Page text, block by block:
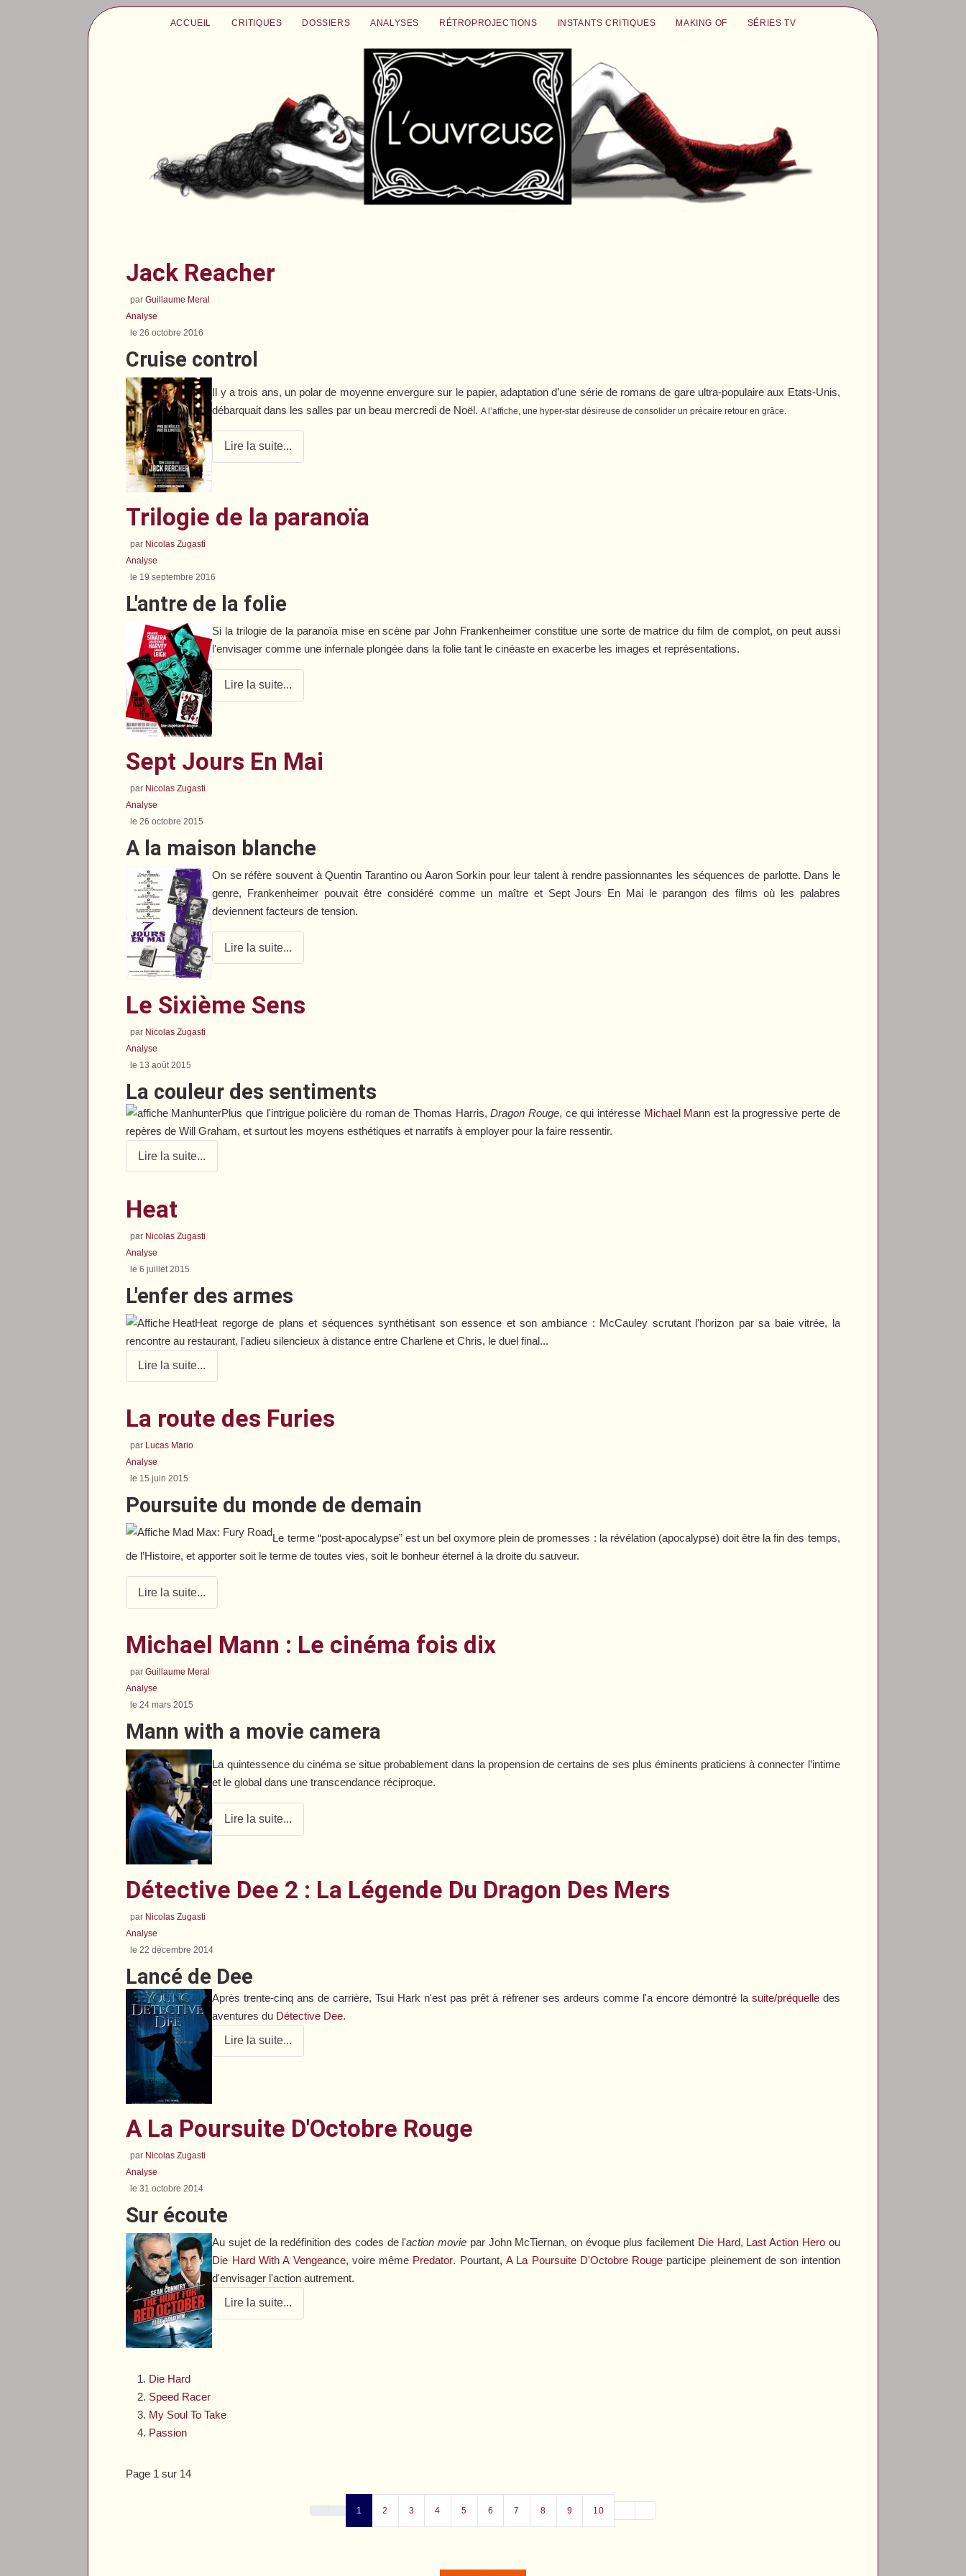
ACCUEIL CRITIQUES DOSSIERS ANALYSES RÉTROPROJECTIONS INSTANTS CRITIQUES MAKING OF SÉRIES TV
Jack Reacher
parGuillaume Meral
Analyse
le 26 octobre 2016
Cruise control
Il y a trois ans, un polar de moyenne envergure sur le papier, adaptation d’une série de romans de gare ultra-populaire aux Etats-Unis,
débarquait dans les salles par un beau mercredi de Noël.A l’affiche, une hyper-star désireuse de consolider un précaire retour en grâce.
Lire la suite...
Trilogie de la paranoïa
par Nicolas Zugasti
Analyse
le 19 septembre 2016
L'antre de la folie
Si la trilogie de la paranoïa mise en scène par John Frankenheimer constitue une sorte de matrice du film de complot, on peut aussi
l'envisager comme une infernale plongée dans la folie tant le cinéaste en exacerbe les images et représentations.
Lire la suite...
Sept Jours En Mai
par Nicolas Zugasti
Analyse
le 26 octobre 2015
A la maison blanche
On se réfère souvent à Quentin Tarantino ou Aaron Sorkin pour leur talent à rendre passionnantes les séquences de parlotte. Dans le
genre, Frankenheimer pouvait être considéré comme un maître et Sept Jours En Mai le parangon des films où les palabres
deviennent facteurs de tension.
Lire la suite...
Le Sixième Sens
par Nicolas Zugasti
Analyse
le 13 août 2015
La couleur des sentiments
Plus que l'intrigue policière du roman de Thomas Harris,Dragon Rouge, ce qui intéresse Michael Mann est la progressive perte de
repères de Will Graham, et surtout les moyens esthétiques et narratifs à employer pour la faire ressentir.
Lire la suite...
Heat
par Nicolas Zugasti
Analyse
le 6 juillet 2015
L'enfer des armes
Heat regorge de plans et séquences synthétisant son essence et son ambiance : McCauley scrutant l'horizon par sa baie vitrée, la
rencontre au restaurant, l'adieu silencieux à distance entre Charlene et Chris, le duel final...
Lire la suite...
La route des Furies
par Lucas Mario
Analyse
le 15 juin 2015
Poursuite du monde de demain
Le terme “post-apocalypse” est un bel oxymore plein de promesses : la révélation (apocalypse) doit être la fin des temps,
de l’Histoire, et apporter soit le terme de toutes vies, soit le bonheur éternel à la droite du sauveur.
Lire la suite...
Michael Mann : Le cinéma fois dix
parGuillaume Meral
Analyse
le 24 mars 2015
Mann with a movie camera
La quintessence du cinéma se situe probablement dans la propension de certains de ses plus éminents praticiens à connecter l’intime
et le global dans une transcendance réciproque.
Lire la suite...
Détective Dee 2 : La Légende Du Dragon Des Mers
par Nicolas Zugasti
Analyse
le 22 décembre 2014
Lancé de Dee
Après trente-cinq ans de carrière, Tsui Hark n'est pas prêt à réfrener ses ardeurs comme l'a encore démontré la suite/préquelledes
aventures du Détective Dee.
Lire la suite...
A La Poursuite D'Octobre Rouge
par Nicolas Zugasti
Analyse
le 31 octobre 2014
Sur écoute
Au sujet de la redéfinition des codes de l'action movie par John McTiernan, on évoque plus facilement Die Hard, Last Action Heroou
Die Hard With A Vengeance, voire même Predator. Pourtant,A La Poursuite D'Octobre Rouge participe pleinement de son intention
d'envisager l'action autrement.
Lire la suite...
Die Hard
Speed Racer
My Soul To Take
Passion
Page 1 sur 14
1 2 3 4 5 6 7 8 9 10